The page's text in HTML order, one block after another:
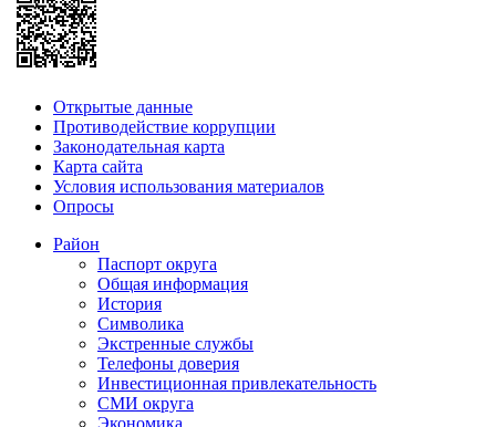
Открытые данные
Противодействие коррупции
Законодательная карта
Карта сайта
Условия использования материалов
Опросы
Район
Паспорт округа
Общая информация
История
Символика
Экстренные службы
Телефоны доверия
Инвестиционная привлекательность
СМИ округа
Экономика